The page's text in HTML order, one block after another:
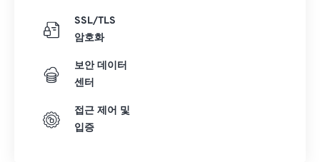
SSL/TLS
암호화
보안 데이터
센터
접근 제어 및
입증